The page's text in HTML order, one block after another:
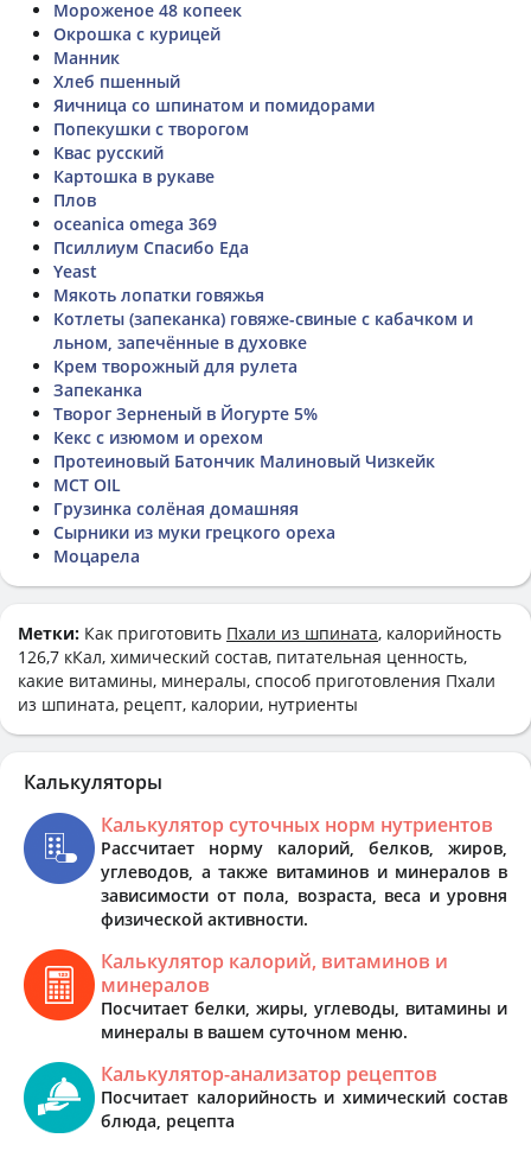
Мороженое 48 копеек
Окрошка с курицей
Манник
Хлеб пшенный
Яичница со шпинатом и помидорами
Попекушки с творогом
Квас русский
Картошка в рукаве
Плов
oceanica omega 369
Псиллиум Спасибо Еда
Yeast
Мякоть лопатки говяжья
Котлеты (запеканка) говяже-свиные с кабачком и
льном, запечённые в духовке
Крем творожный для рулета
Запеканка
Творог Зерненый в Йогурте 5%
Кекс с изюмом и орехом
Протеиновый Батончик Малиновый Чизкейк
MCT OIL
Грузинка солёная домашняя
Сырники из муки грецкого ореха
Моцарела
Метки: Как приготовить Пхали из шпината, калорийность
126,7 кКал, химический состав, питательная ценность,
какие витамины, минералы, способ приготовления Пхали
из шпината, рецепт, калории, нутриенты
Калькуляторы
Калькулятор суточных норм нутриентов
Рассчитает норму калорий, белков, жиров,
углеводов, а также витаминов и минералов в
зависимости от пола, возраста, веса и уровня
физической активности.
Калькулятор калорий, витаминов и
минералов
Посчитает белки, жиры, углеводы, витамины и
минералы в вашем суточном меню.
Калькулятор-анализатор рецептов
Посчитает калорийность и химический состав
блюда, рецепта